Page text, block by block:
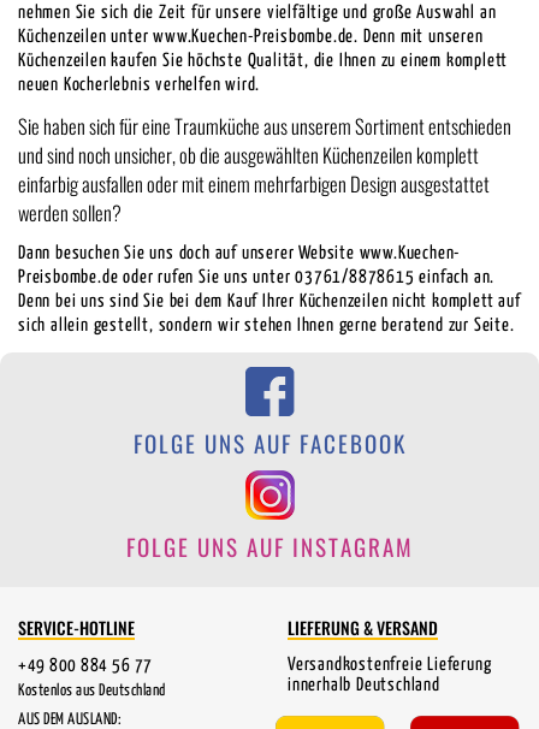
nehmen Sie sich die Zeit für unsere vielfältige und große Auswahl an
Küchenzeilen unter www.Kuechen-Preisbombe.de. Denn mit unseren
Küchenzeilen kaufen Sie höchste Qualität, die Ihnen zu einem komplett
neuen Kocherlebnis verhelfen wird.
Sie haben sich für eine Traumküche aus unserem Sortiment entschieden
und sind noch unsicher, ob die ausgewählten Küchenzeilen komplett
einfarbig ausfallen oder mit einem mehrfarbigen Design ausgestattet
werden sollen?
Dann besuchen Sie uns doch auf unserer Website www.Kuechen-
Preisbombe.de oder rufen Sie uns unter 03761/8878615 einfach an.
Denn bei uns sind Sie bei dem Kauf Ihrer Küchenzeilen nicht komplett auf
sich allein gestellt, sondern wir stehen Ihnen gerne beratend zur Seite.
FOLGE UNS AUF FACEBOOK
FOLGE UNS AUF INSTAGRAM
SERVICE-HOTLINE
+49 800 884 56 77
Kostenlos aus Deutschland
AUS DEM AUSLAND:
LIEFERUNG & VERSAND
Versandkostenfreie Lieferung
innerhalb Deutschland